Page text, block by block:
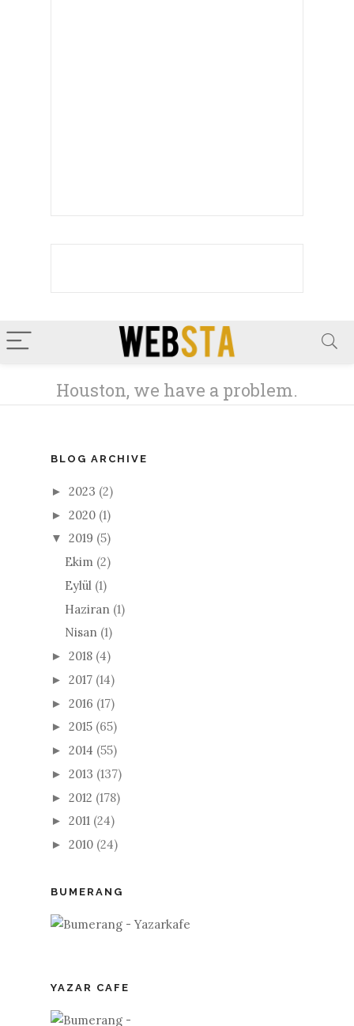
BLOG ARCHIVE
► 2023 (2)
► 2020 (1)
▼ 2019 (5)
Ekim (2)
Eylül (1)
Haziran (1)
Nisan (1)
► 2018 (4)
► 2017 (14)
► 2016 (17)
► 2015 (65)
► 2014 (55)
► 2013 (137)
► 2012 (178)
► 2011 (24)
► 2010 (24)
BUMERANG
YAZAR CAFE